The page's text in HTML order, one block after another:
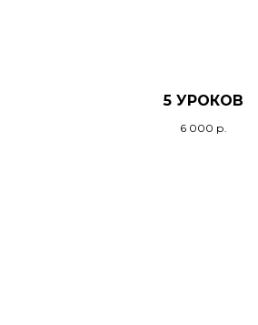
5 УРОКОВ
6 000 р.